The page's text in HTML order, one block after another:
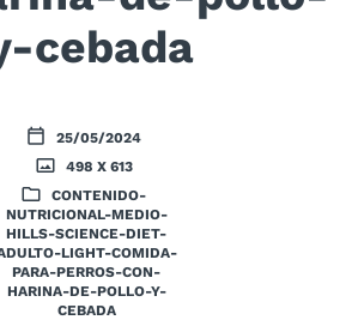
cebada
25/05/2024
498 X 613
CONTENIDO-
NUTRICIONAL-MEDIO-
HILLS-SCIENCE-DIET-
LIGHT-COMIDA-
PARA-PERROS-CON-
HARINA-DE-POLLO-Y-
CEBADA